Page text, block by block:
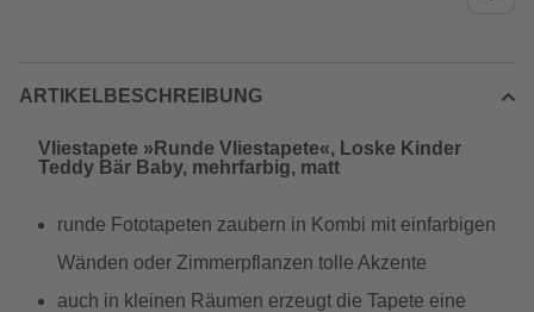
ARTIKELBESCHREIBUNG
Vliestapete »Runde Vliestapete«, Loske Kinder
Teddy Bär Baby, mehrfarbig, matt
runde Fototapeten zaubern in Kombi mit einfarbigen
Wänden oder Zimmerpflanzen tolle Akzente
auch in kleinen Räumen erzeugt die Tapete eine